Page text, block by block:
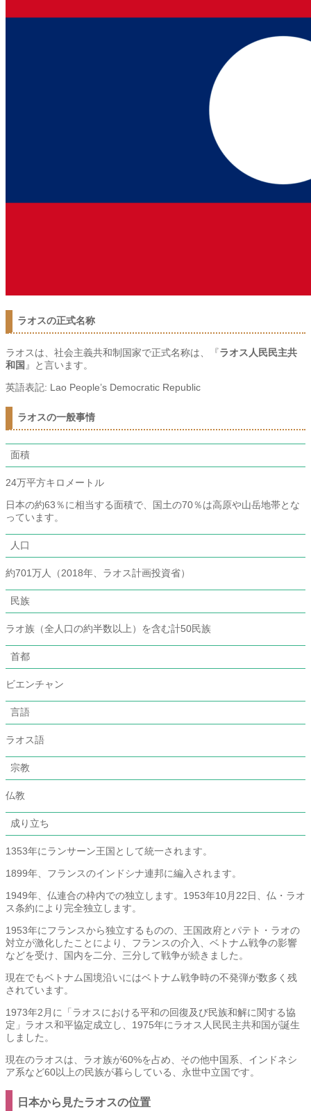
ラオスの正式名称
ラオスは、社会主義共和制国家で正式名称は、『ラオス人民民主共
和国 』と言います。
英語表記: Lao People’s Democratic Republic
ラオスの一般事情
面積
24万平方キロメートル
日本の約63％に相当する面積で、国土の70％は高原や山岳地帯とな
っています。
人口
約701万人（2018年、ラオス計画投資省）
民族
ラオ族（全人口の約半数以上）を含む計50民族
首都
ビエンチャン
言語
ラオス語
宗教
仏教
成り立ち
1353年にランサーン王国として統一されます。
1899年、フランスのインドシナ連邦に編入されます。
1949年、仏連合の枠内での独立します。1953年10月22日、仏・ラオ
ス条約により完全独立します。
1953年にフランスから独立するものの、王国政府とパテト・ラオの
対立が激化したことにより、フランスの介入、ベトナム戦争の影響
などを受け、国内を二分、三分して戦争が続きました。
現在でもベトナム国境沿いにはベトナム戦争時の不発弾が数多く残
されています。
1973年2月に「ラオスにおける平和の回復及び民族和解に関する協
定」ラオス和平協定成立し、1975年にラオス人民民主共和国が誕生
しました。
現在のラオスは、ラオ族が60%を占め、その他中国系、インドネシ
ア系など60以上の民族が暮らしている、永世中立国です。
日本から見たラオスの位置